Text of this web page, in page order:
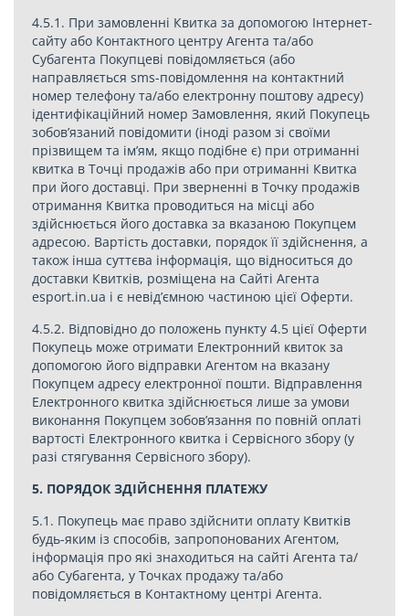
4.5.1. При замовленні Квитка за допомогою Інтернет-
сайту або Контактного центру Агента та/або
Субагента Покупцеві повідомляється (або
направляється sms-повідомлення на контактний
номер телефону та/або електронну поштову адресу)
ідентифікаційний номер Замовлення, який Покупець
зобов’язаний повідомити (іноді разом зі своїми
прізвищем та ім’ям, якщо подібне є) при отриманні
квитка в Точці продажів або при отриманні Квитка
при його доставці. При зверненні в Точку продажів
отримання Квитка проводиться на місці або
здійснюється його доставка за вказаною Покупцем
адресою. Вартість доставки, порядок її здійснення, а
також інша суттєва інформація, що відноситься до
доставки Квитків, розміщена на Сайті Агента
esport.in.ua і є невід’ємною частиною цієї Оферти.
4.5.2. Відповідно до положень пункту 4.5 цієї Оферти
Покупець може отримати Електронний квиток за
допомогою його відправки Агентом на вказану
Покупцем адресу електронної пошти. Відправлення
Електронного квитка здійснюється лише за умови
виконання Покупцем зобов’язання по повній оплаті
вартості Електронного квитка і Сервісного збору (у
разі стягування Сервісного збору).
5. ПОРЯДОК ЗДІЙСНЕННЯ ПЛАТЕЖУ
5.1. Покупець має право здійснити оплату Квитків
будь-яким із способів, запропонованих Агентом,
інформація про які знаходиться на сайті Агента та/
або Субагента, у Точках продажу та/або
повідомляється в Контактному центрі Агента.